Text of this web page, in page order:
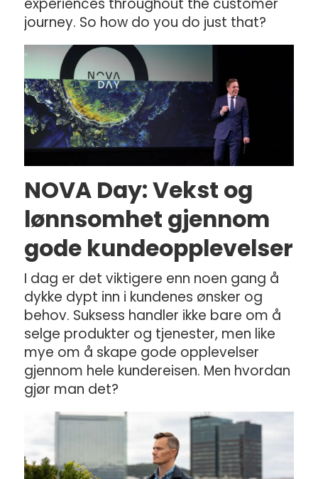
experiences throughout the customer
journey. So how do you do just that?
NOVA Day: Vekst og
lønnsomhet gjennom
gode kundeopplevelser
I dag er det viktigere enn noen gang å
dykke dypt inn i kundenes ønsker og
behov. Suksess handler ikke bare om å
selge produkter og tjenester, men like
mye om å skape gode opplevelser
gjennom hele kundereisen. Men hvordan
gjør man det?